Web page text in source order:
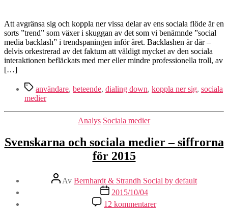
en
gryende
trend
Att avgränsa sig och koppla ner vissa delar av ens sociala flöde är en
sorts ”trend” som växer i skuggan av det som vi benämnde ”social
media backlash” i trendspaningen inför året. Backlashen är där –
delvis orkestrerad av det faktum att väldigt mycket av den sociala
interaktionen befläckats med mer eller mindre professionella troll, av
[…]
Etiketter
användare, beteende, dialing down, koppla ner sig, sociala
medier
Kategorier
Analys Sociala medier
Svenskarna och sociala medier – siffrorna
för 2015
Inläggsförfattare
Av Bernhardt & Strandh Social by default
Inläggsdatum
2015/10/04
12 kommentarertill
Svenskarna